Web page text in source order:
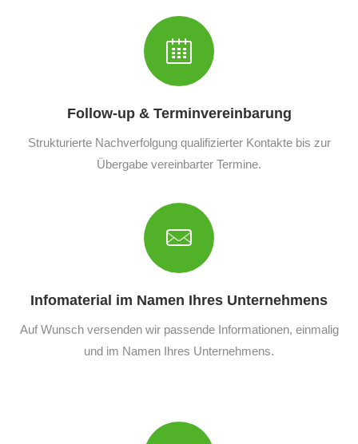
Follow-up & Terminvereinbarung
Strukturierte Nachverfolgung qualifizierter Kontakte bis zur
Übergabe vereinbarter Termine.
Infomaterial im Namen Ihres Unternehmens
Auf Wunsch versenden wir passende Informationen, einmalig
und im Namen Ihres Unternehmens.